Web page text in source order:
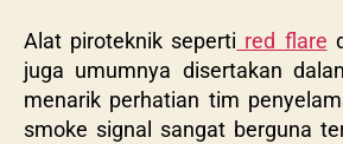
Alat piroteknik seperti red flare
juga umumnya disertakan
menarik perhatian tim
smoke signal sangat berguna